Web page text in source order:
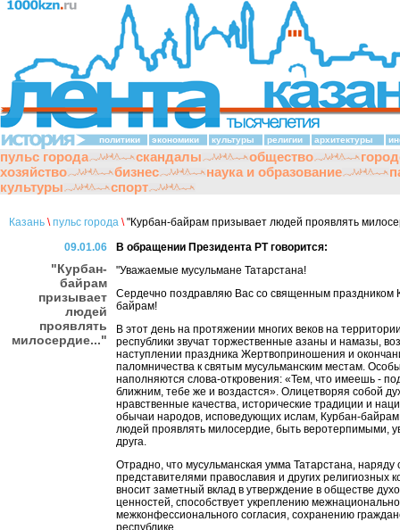
политики экономики культуры религии архитектуры
пульс города скандалы общество
хозяйство
бизнес наука и образование
культуры
спорт
Казань \ пульс города \"Курбан-байрам призывает людей проявлять
09.01.06
"Курбан-
байрам
призывает
людей
проявлять
милосердие..."
В обращении Президента РТ говорится:
"Уважаемые мусульмане Татарстана!
Сердечно поздравляю Вас со священным праздником
байрам!
В этот день на протяжении многих веков на
республики звучат торжественные азаны и намазы,
наступлении праздника Жертвоприношения и
паломничества к святым мусульманским местам.
наполняются слова-откровения: «Тем, что имеешь -
ближним, тебе же и воздастся». Олицетворяя собой
нравственные качества, исторические традиции и
обычаи народов, исповедующих ислам, Курбан-
людей проявлять милосердие, быть веротерпимыми,
друга.
Отрадно, что мусульманская умма Татарстана, наряду
представителями православия и других религиозных
вносит заметный вклад в утверждение в обществе
ценностей, способствует укреплению
межконфессионального согласия, сохранению
республике.